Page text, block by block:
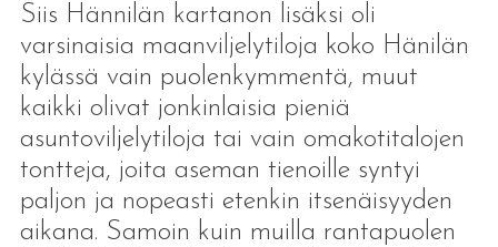
Siis Hännilän kartanon lisäksi oli
varsinaisia maanviljelytiloja koko Hänilän
kylässä vain puolenkymmentä, muut
kaikki olivat jonkinlaisia pieniä
asuntoviljelytiloja tai vain omakotitalojen
tontteja, joita aseman tienoille syntyi
paljon ja nopeasti etenkin itsenäisyyden
aikana. Samoin kuin muilla rantapuolen